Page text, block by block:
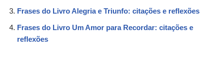
Frases do Livro Alegria e Triunfo: citações e reflexões
Frases do Livro Um Amor para Recordar: citações e
reflexões